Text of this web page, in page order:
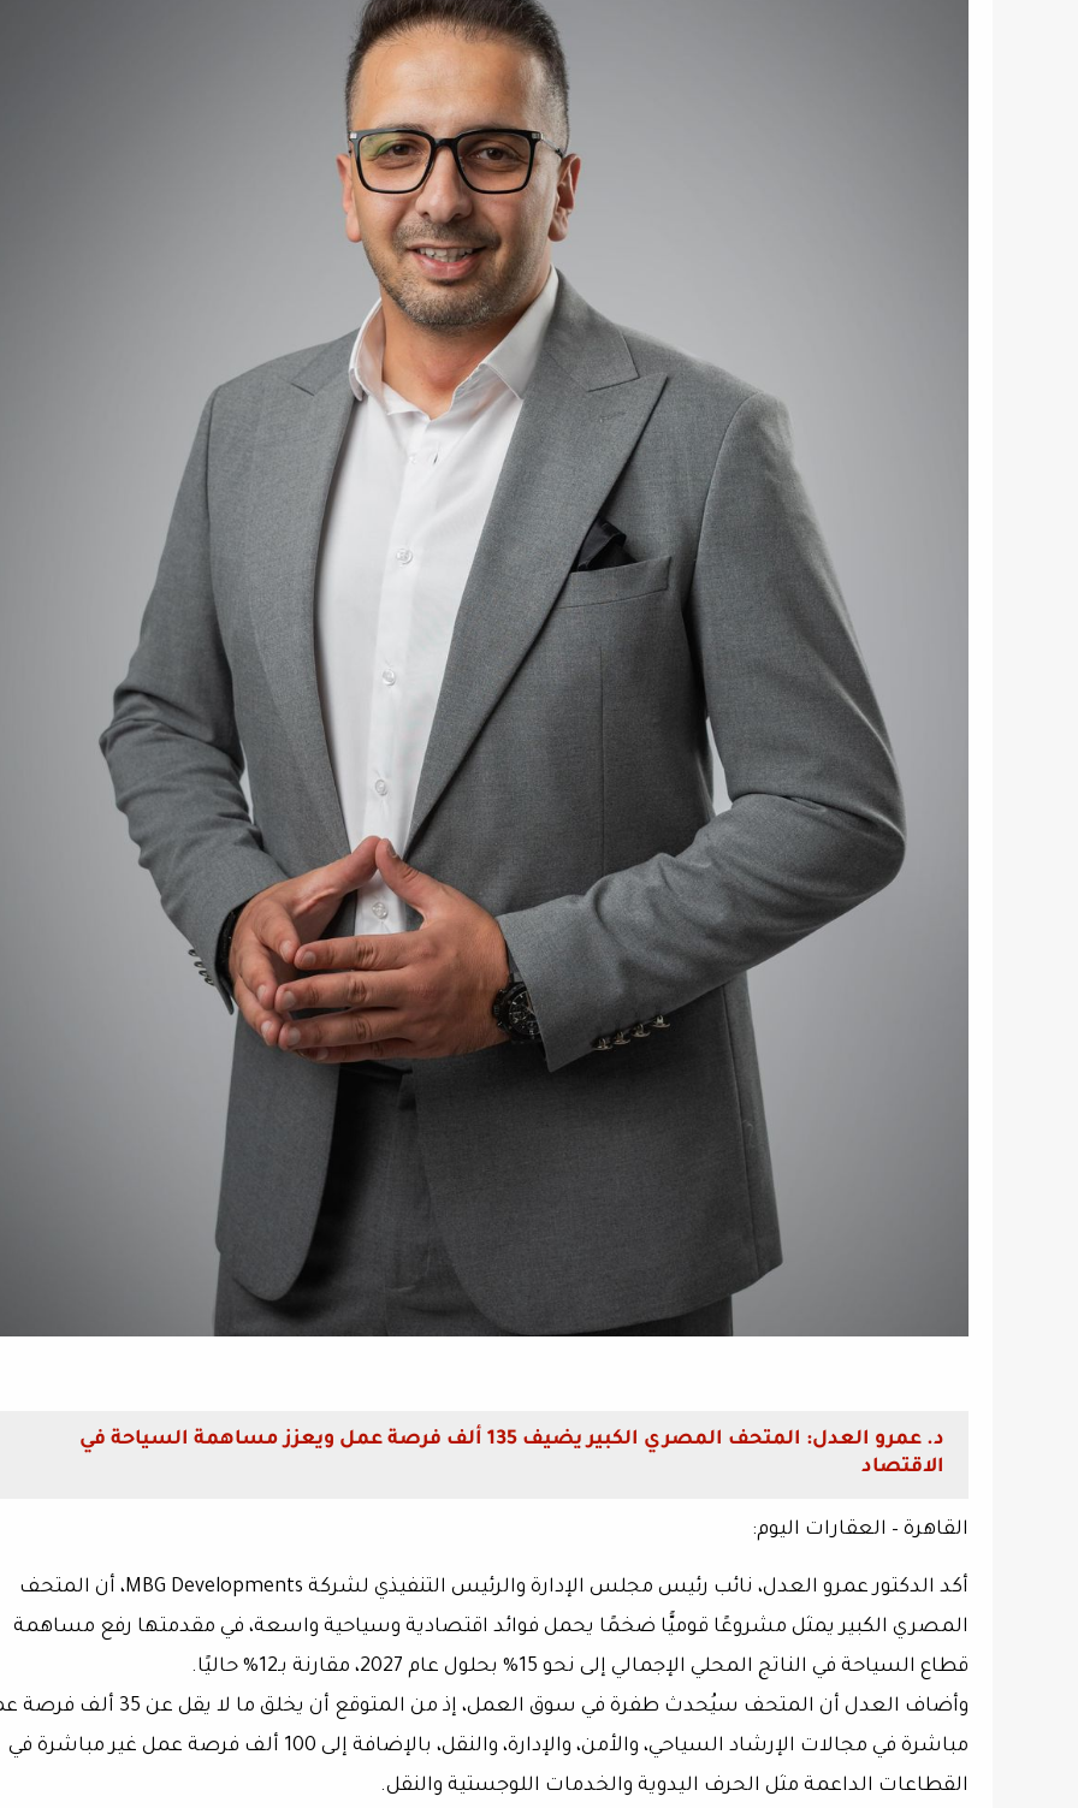
د. عمرو العدل: المتحف المصري الكبير يضيف 135 ألف فرصة عمل ويعزز مساهمة السياحة في
الاقتصاد
القاهرة – العقارات اليوم:
أكد الدكتورعمرو العدل، نائب رئيس مجلس الإدارة والرئيس التنفيذي لشركة MBG Developments، أن المتحف
المصري الكبيريمثل مشروعًا قوميًّا ضخمًا يحمل فوائد اقتصادية وسياحية واسعة، في مقدمتها رفع مساهمة
قطاع السياحة في الناتج المحلي الإجمالي إلى نحو 15% بحلول عام 2027، مقارنة بـ 12%
حاليًا.
وأضاف العدل أن المتحف سيُحدث طفرة في سوق العمل، إذ من المتوقع أن يخلق ما لا يقل عن
35 ألف فرصة
مباشرة في مجالات الإرشاد السياحي، والأمن، والإدارة، والنقل، بالإضافة إلى 100 ألف فرصة عمل غير مباشرة
في
القطاعات الداعمة مثل الحرف اليدوية والخدمات اللوجستية والنقل.